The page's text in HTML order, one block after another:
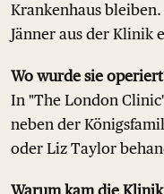
Krankenhaus
Jänner aus der Klinik
Wo wurde sie
In "The London
neben der
oder Liz Taylor